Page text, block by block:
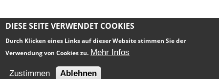
Impressum
DIESE SEITE VERWENDET COOKIES
Durch Klicken eines Links auf dieser Website stimmen Sie der
Verwendung von Cookies zu. Mehr Infos
Zustimmen Ablehnen